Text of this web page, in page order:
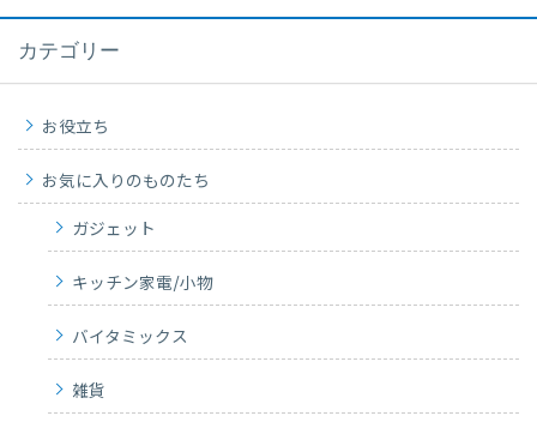
カテゴリー
お役立ち
お気に入りのものたち
ガジェット
キッチン家電/小物
バイタミックス
雑貨